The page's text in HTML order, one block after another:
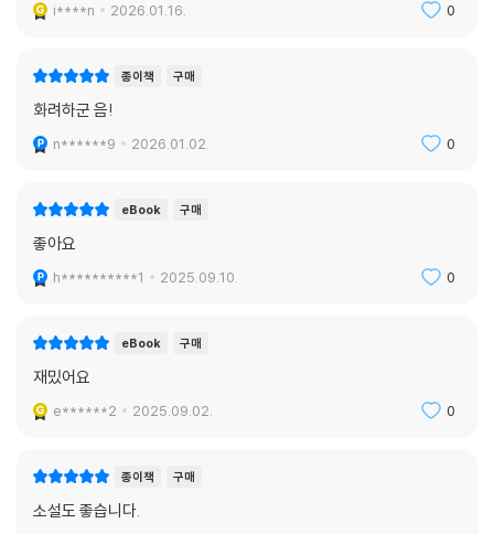
i****n 2026.01.16. 0
종이책 구매
화려하군 음!
n******9 2026.01.02. 0
eBook 구매
좋아요
h**********1 2025.09.10. 0
eBook 구매
재밌어요
e******2 2025.09.02. 0
종이책 구매
소설도 좋습니다.